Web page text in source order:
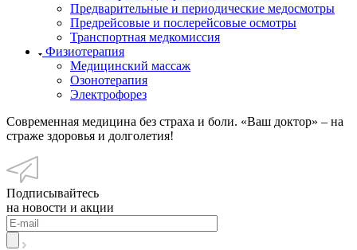
Предварительные и периодические медосмотры
Предрейсовые и послерейсовые осмотры
Транспортная медкомиссия
Физиотерапия
Медицинский массаж
Озонотерапия
Электрофорез
Современная медицина без страха и боли. «Ваш доктор» – на
страже здоровья и долголетия!
Подписывайтесь
на новости и акции